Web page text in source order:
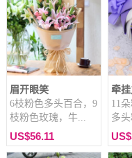
眉开眼笑
6枝粉色多头百合，9
枝粉色玫瑰，牛...
US$56.11
牵
11
多头